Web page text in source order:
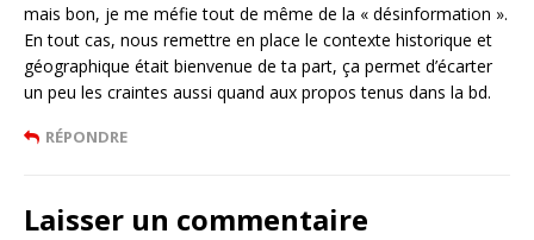
mais bon, je me méfie tout de même de la « désinformation ».
En tout cas, nous remettre en place le contexte historique et
géographique était bienvenue de ta part, ça permet d’écarter
un peu les craintes aussi quand aux propos tenus dans la bd.
RÉPONDRE
Laisser un commentaire